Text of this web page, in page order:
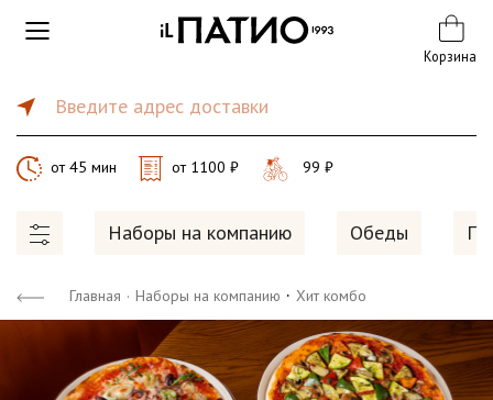
Корзина
Введите адрес доставки
от 45 мин от 1100 ₽ 99 ₽
Наборы на компанию Обеды
Главная · Наборы на компанию · Хит комбо